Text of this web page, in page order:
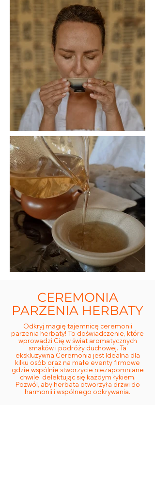
CEREMONIA
PARZENIA HERBATY
Odkryj magię tajemnicę ceremonii
parzenia herbaty! To doświadczenie, które
wprowadzi Cię w świat aromatycznych
smaków i podróży duchowej. Ta
ekskluzywna Ceremonia jest Idealna dla
kilku osób oraz na małe eventy firmowe
gdzie wspólnie stworzycie niezapomniane
chwile, delektując się każdym łykiem.
Pozwól, aby herbata otworzyła drzwi do
harmonii i wspólnego odkrywania.